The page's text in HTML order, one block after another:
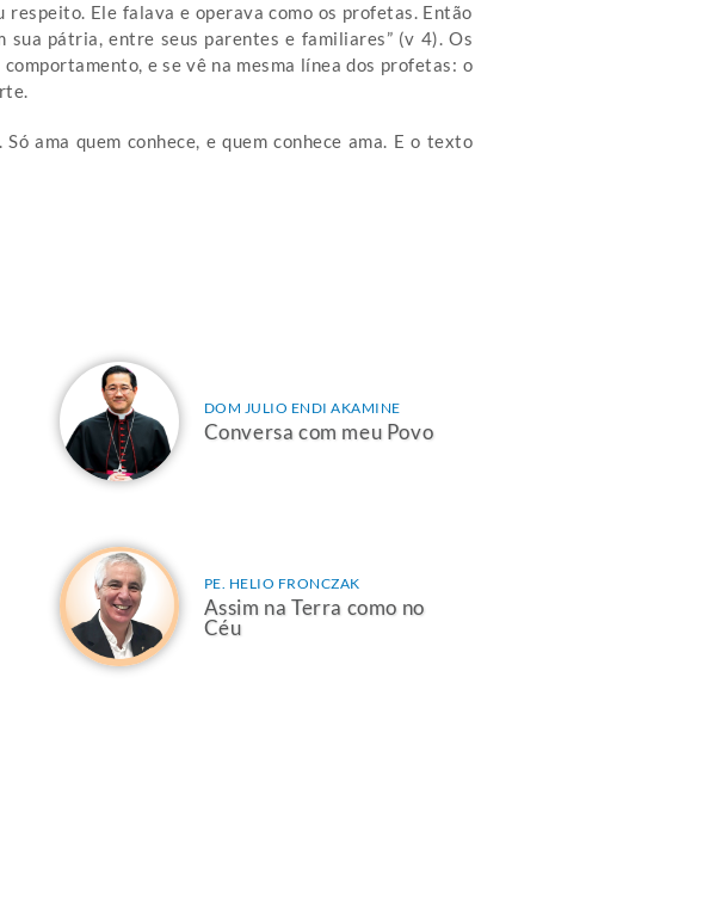
Ele falava e operava como os profetas. Então
sua pátria, entre seus parentes e familiares” (v 4). Os
e se vê na mesma línea dos profetas: o
ama quem conhece, e quem conhece ama. E o texto
DOM JULIO ENDI AKAMINE
Conversa com meu Povo
PE. HELIO FRONCZAK
Assim na Terra como no
Céu